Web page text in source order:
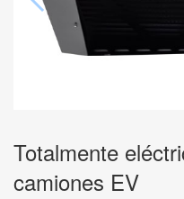
Totalmente
camiones EV